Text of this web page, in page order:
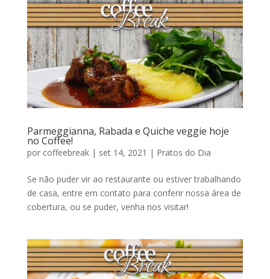
Parmeggianna, Rabada e Quiche veggie hoje
no Coffee!
por coffeebreak| set 14, 2021 | Pratos do Dia
Se não puder vir ao restaurante ou estiver trabalhando
de casa, entre em contato para conferir nossa área de
cobertura, ou se puder, venha nos visitar!